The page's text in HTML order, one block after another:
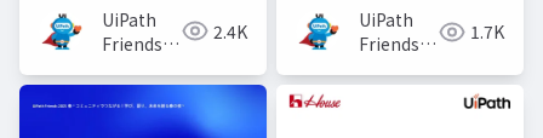
UiPath
Friends
2.4K
UiPath
Friends
1.7K